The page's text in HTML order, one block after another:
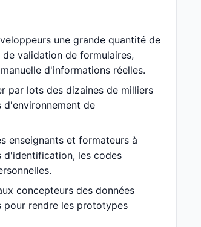
une grande quantité de
validation de formulaires,
d'informations réelles.
par lots des dizaines de milliers
d'environnement de
enseignants et formateurs à
d'identification, les codes
concepteurs des données
pour rendre les prototypes